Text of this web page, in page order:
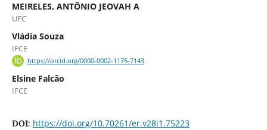
MEIRELES, ANTÔNIO JEOVAH A
UFC
Vládia Souza
IFCE
https://orcid.org/0000-0002-1175-7143
Elsine Falcão
IFCE
DOI: https://doi.org/10.70261/er.v28i1.75223